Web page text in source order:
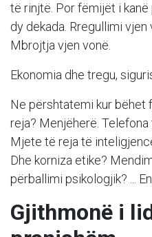
të rinjtë. Por fëmijët i
dy dekada. Rregullimi
Mbrojtja vjen vonë.
Ekonomia dhe tregu,
Ne përshtatemi kur bëhet
reja? Menjëherë.
Mjete të reja të
Dhe korniza etike?
përballimi psikologjik? ...
Gjithmonë i